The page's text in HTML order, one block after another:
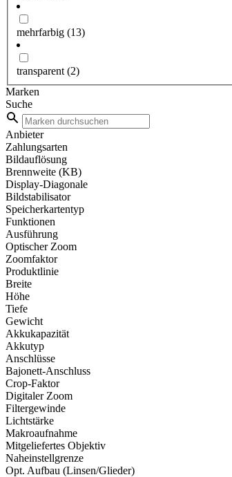
mehrfarbig (13)
transparent (2)
Marken
Suche
Anbieter
Zahlungsarten
Bildauflösung
Brennweite (KB)
Display-Diagonale
Bildstabilisator
Speicherkartentyp
Funktionen
Ausführung
Optischer Zoom
Zoomfaktor
Produktlinie
Breite
Höhe
Tiefe
Gewicht
Akkukapazität
Akkutyp
Anschlüsse
Bajonett-Anschluss
Crop-Faktor
Digitaler Zoom
Filtergewinde
Lichtstärke
Makroaufnahme
Mitgeliefertes Objektiv
Naheinstellgrenze
Opt. Aufbau (Linsen/Glieder)